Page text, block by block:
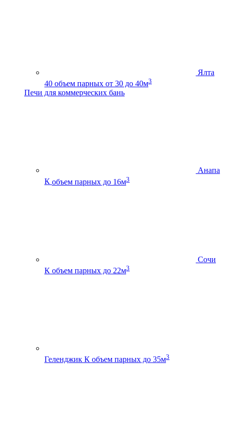
Ялта
40 объем парных от 30 до 40м3
Печи для коммерческих бань
Анапа
К объем парных до 16м3
Сочи
К объем парных до 22м3
Геленджик К объем парных до 35м3